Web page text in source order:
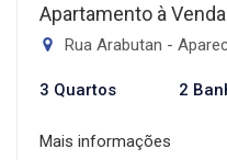
Apartamento à
Rua Arabutan -
3 Quartos 2
Mais informações